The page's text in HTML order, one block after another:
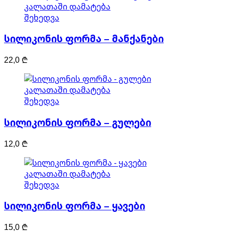
კალათაში დამატება
შეხედვა
სილიკონის ფორმა – მანქანები
22,0 ₾
კალათაში დამატება
შეხედვა
სილიკონის ფორმა – გულები
12,0 ₾
კალათაში დამატება
შეხედვა
სილიკონის ფორმა – ყავები
15,0 ₾